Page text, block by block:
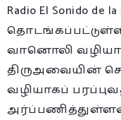
Radio El Sonido
வானொலி
திருஅவையின்
வழியாகப்